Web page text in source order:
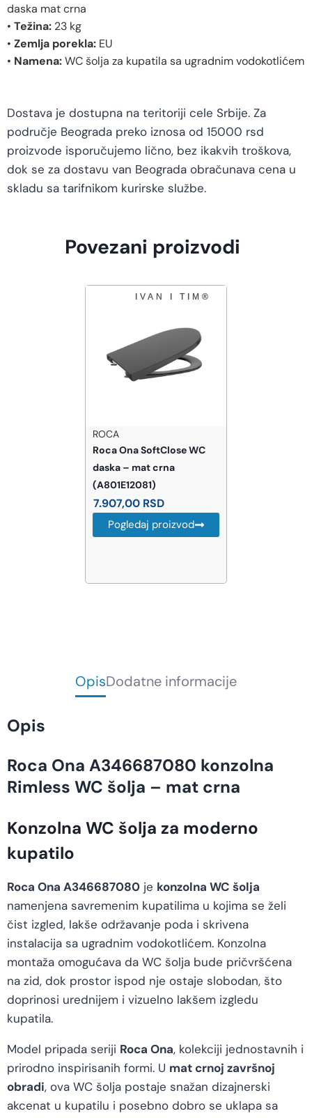
daska mat crna
• Težina: 23 kg
• Zemlja porekla: EU
• Namena:WC šolja za kupatila sa ugradnim vodokotlićem
Dostava je dostupna na teritoriji cele Srbije. Za
područje Beograda preko iznosa od 15000 rsd
proizvode isporučujemo lično, bez ikakvih troškova,
dok se za dostavu van Beograda obračunava cena u
skladu sa tarifnikom kurirske službe.
Povezani proizvodi
ROCA
Roca Ona SoftClose WC
daska – mat crna
(A801E12081)
7.907,00 RSD
Pogledaj proizvod
OpisDodatne informacije
Opis
Roca Ona A346687080 konzolna
Rimless WC šolja – mat crna
Konzolna WC šolja za moderno
kupatilo
Roca Ona A346687080 je konzolna WC šolja
namenjena savremenim kupatilima u kojima se želi
čist izgled, lakše održavanje poda i skrivena
instalacija sa ugradnim vodokotlićem. Konzolna
montaža omogućava da WC šolja bude pričvršćena
na zid, dok prostor ispod nje ostaje slobodan, što
doprinosi urednijem i vizuelno lakšem izgledu
kupatila.
Model pripada seriji Roca Ona, kolekciji jednostavnih i
prirodno inspirisanih formi. U mat crnoj završnoj
obradi, ova WC šolja postaje snažan dizajnerski
akcenat u kupatilu i posebno dobro se uklapa sa